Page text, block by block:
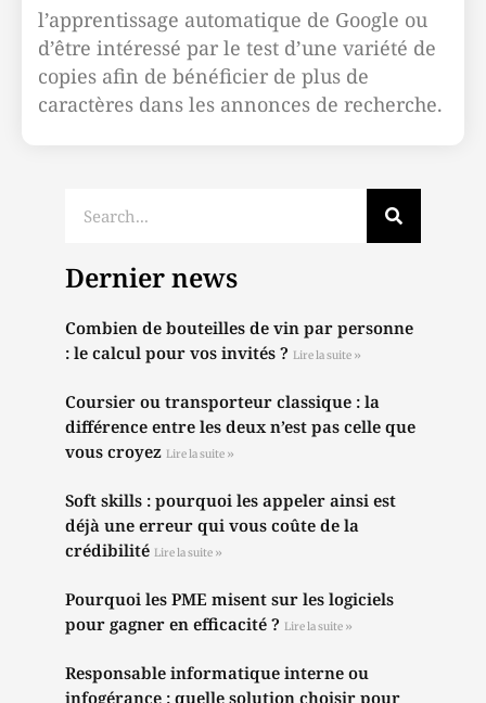
l’apprentissage automatique de Google ou
d’être intéressé par le test d’une variété de
copies afin de bénéficier de plus de
caractères dans les annonces de recherche.
Dernier news
Combien de bouteilles de vin par personne
: le calcul pour vos invités ? Lire la suite »
Coursier ou transporteur classique : la
différence entre les deux n’est pas celle que
vous croyez Lire la suite »
Soft skills : pourquoi les appeler ainsi est
déjà une erreur qui vous coûte de la
crédibilité Lire la suite »
Pourquoi les PME misent sur les logiciels
pour gagner en efficacité ? Lire la suite »
Responsable informatique interne ou
infogérance : quelle solution choisir pour